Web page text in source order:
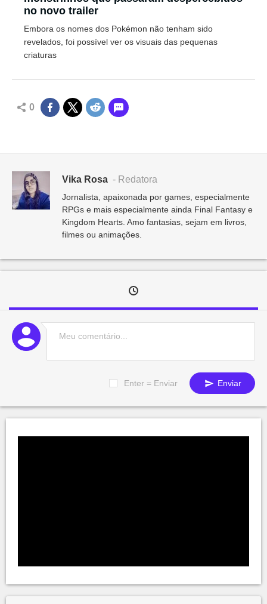
no novo trailer
Embora os nomes dos Pokémon não tenham sido
revelados, foi possível ver os visuais das pequenas
criaturas
0
Vika Rosa - Redatora
Jornalista, apaixonada por games, especialmente
RPGs e mais especialmente ainda Final Fantasy e
Kingdom Hearts. Amo fantasias, sejam em livros,
filmes ou animações.
Enter = Enviar Enviar